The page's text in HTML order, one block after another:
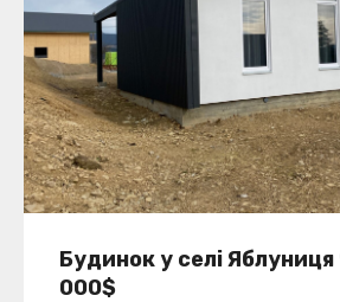
Будинок у селі
000$